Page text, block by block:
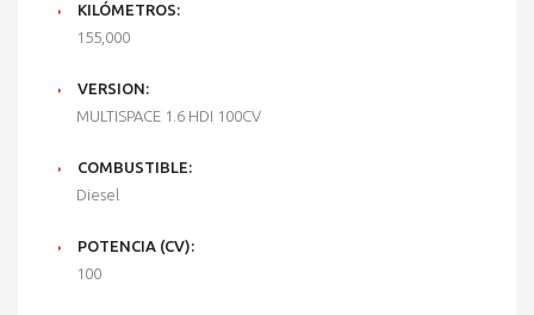
KILÓMETROS:
155,000
VERSION:
MULTISPACE 1.6 HDI 100CV
COMBUSTIBLE:
Diesel
POTENCIA (CV):
100